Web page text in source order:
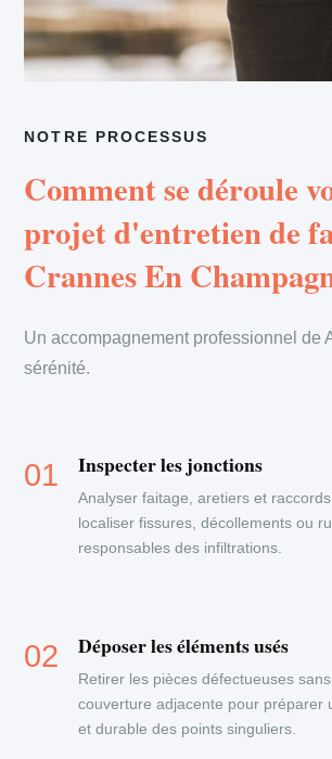
NOTRE PROCESSUS
Comment se déroule
projet d'entretien de
Crannes En
Un accompagnement professionnel de
sérénité.
Inspecter les jonctions
Analyser faitage, aretiers et
localiser fissures, décollements ou
responsables des infiltrations.
Déposer les éléments usés
Retirer les pièces défectueuses
couverture adjacente pour préparer
et durable des points singuliers.